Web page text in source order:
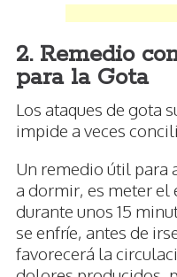
2. Remedio
para la Gota
Los ataques de gota
impide a veces
Un remedio útil para
a dormir, es meter el
durante unos 15
se enfríe, antes de
favorecerá la